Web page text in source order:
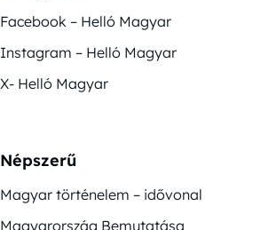
Facebook – Helló Magyar
Instagram – Helló Magyar
X- Helló Magyar
Népszerű
Magyar történelem – idővonal
Magyarország Bemutatása